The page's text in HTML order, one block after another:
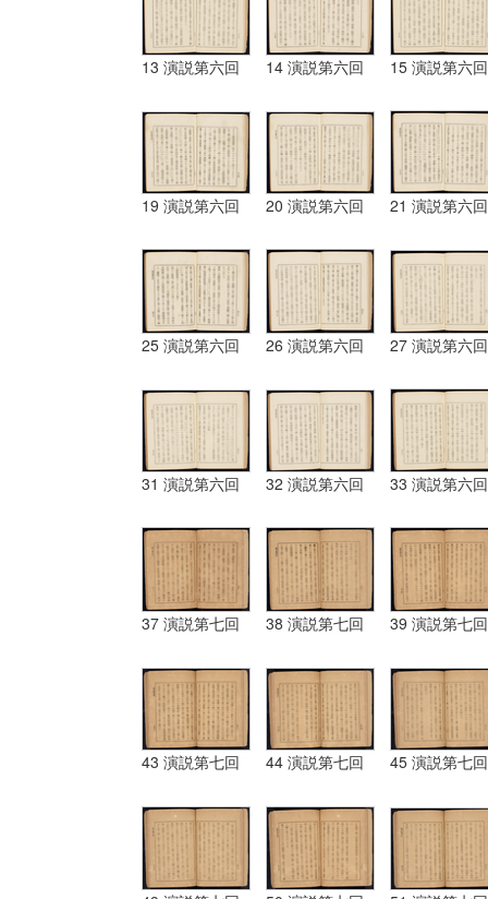
13 演説第六回 14 演説第六回 15 演説第六回
19 演説第六回 20 演説第六回 21 演説第六回
25 演説第六回 26 演説第六回 27 演説第六回
31 演説第六回 32 演説第六回 33 演説第六回
37 演説第七回 38 演説第七回 39 演説第七回
43 演説第七回 44 演説第七回 45 演説第七回